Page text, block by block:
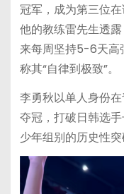
冠军，成为第三位
他的教练雷先生透
来每周坚持5-6天高
称其“自律到极致”。
李勇秋以单人身份
夺冠，打破日韩选
少年组别的历史性突